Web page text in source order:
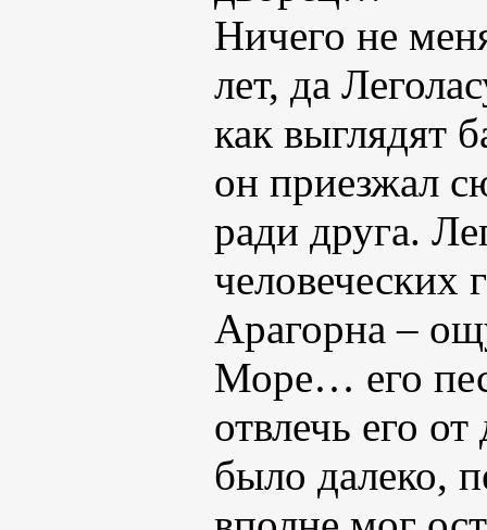
Ничего не
лет, да
как выглядят
он приезжал
ради друга.
Арагорна –
Море… его
отвлечь его
было далеко,